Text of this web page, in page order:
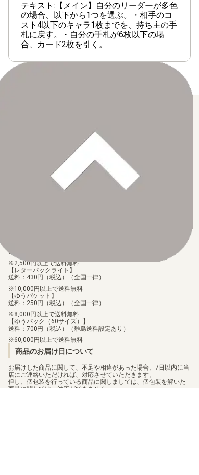
【ST-22】エース&ニューゲート
【ST-21】ギア5
【ST-15】赤 エドワード・ニューゲート
【ST-14】3D2Y
【ST-10】“三船長”集結
【ST-09】Side ヤマト
【ST-08】Side モンキー・D・ルフィ
【ST-07】ビッグ・マム海賊団
【ST-06】海軍
【ST-05】ONE PIECE FILM edition
【ST-04】百獣海賊団
テキスト:【メイン】自分のリーダーが多色
の場合、以下から1つを選ぶ。・相手のコ
スト4以下のキャラ1枚までを、持ち主の手
札に戻す。・自分の手札が6枚以下の場
合、カード2枚を引く。
各種ブランドのカードをご利用いただけます。
【Paidy（後払い/コンビニ払い）】
お支払後の在庫確保となりますため、お早めにお支払をお願いし
なお、お支払口座は、注文確認メールに記載しております。
振込手数料はお客様負担となります。
送料：100円（税込）（全国一律）
2,500円以上で送料無料
【レターパックライト】
送料：430円（税込）（全国一律）
10,000円以上で送料無料
【ゆうパケット】
送料：250円（税込）（全国一律）
8,000円以上で送料無料
【ゆうパック（60サイズ）】
送料：700円（税込）（離島送料設定あり）
60,000円以上で送料無料
商品のお届け日について
お届けした商品に関して、不足や相違があった場合、7日以内に当
店にご連絡いただければ、対応させていただきます。
但し、個包装を行っている商品に関しましては、個包装を解いた
商品に関しては、対応ができません。